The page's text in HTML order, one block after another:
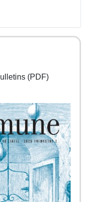
(PDF)